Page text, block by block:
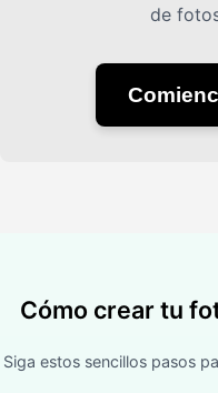
de
Cómo crear tu
Siga estos sencillos pasos